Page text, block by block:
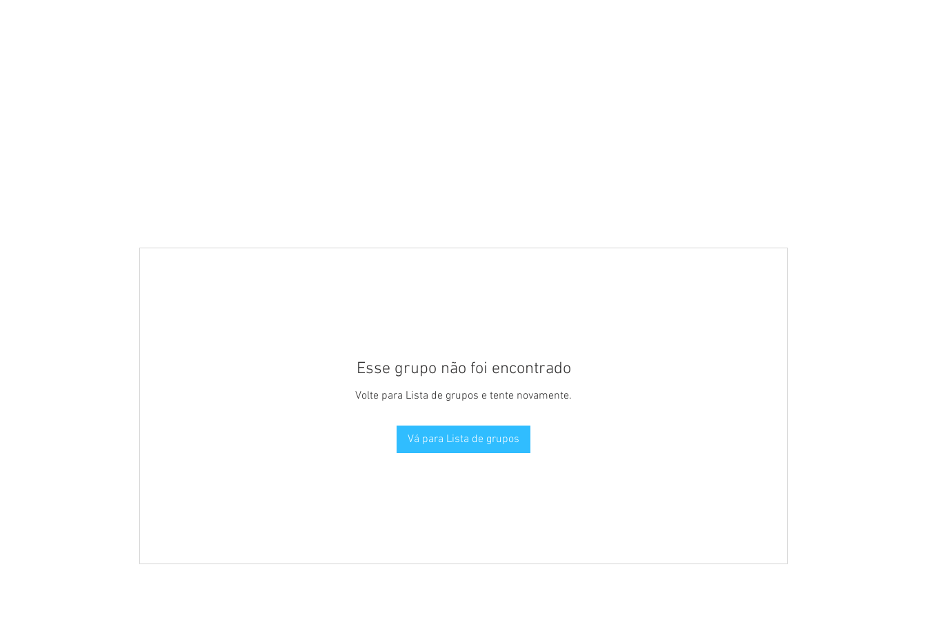
Esse grupo não foi encontrado
Volte para Lista de grupos e tente novamente.
Vá para Lista de grupos